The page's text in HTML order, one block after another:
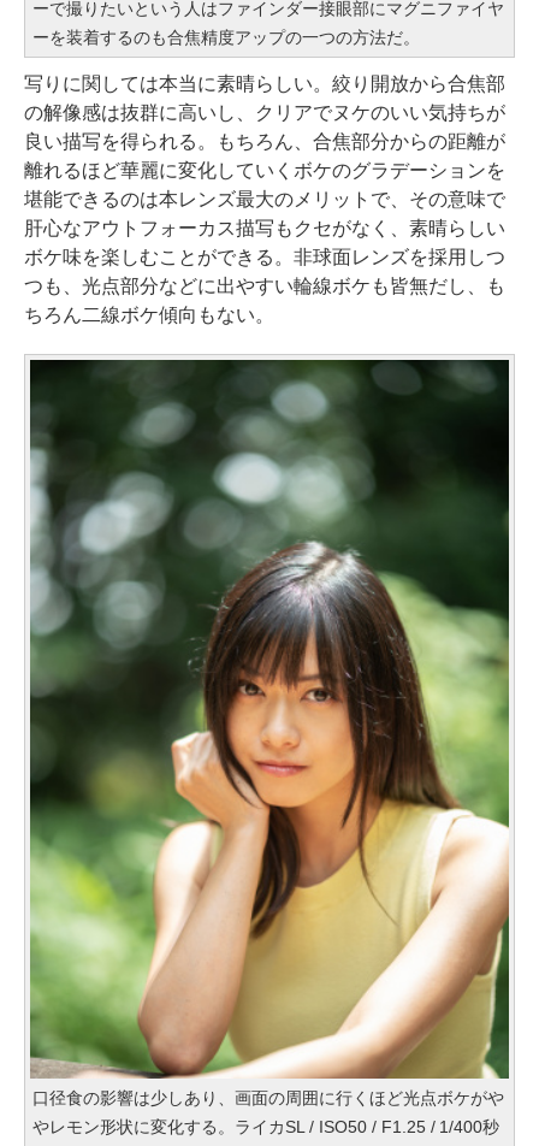
ーで撮りたいという人はファインダー接眼部にマグニファイヤ
ーを装着するのも合焦精度アップの一つの方法だ。
写りに関しては本当に素晴らしい。絞り開放から合焦部
の解像感は抜群に高いし、クリアでヌケのいい気持ちが
良い描写を得られる。もちろん、合焦部分からの距離が
離れるほど華麗に変化していくボケのグラデーションを
堪能できるのは本レンズ最大のメリットで、その意味で
肝心なアウトフォーカス描写もクセがなく、素晴らしい
ボケ味を楽しむことができる。非球面レンズを採用しつ
つも、光点部分などに出やすい輪線ボケも皆無だし、も
ちろん二線ボケ傾向もない。
口径食の影響は少しあり、画面の周囲に行くほど光点ボケがや
やレモン形状に変化する。ライカSL / ISO50 / F1.25 / 1/400秒